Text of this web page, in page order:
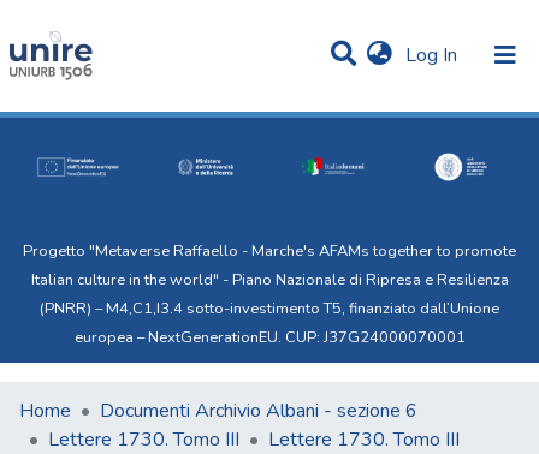
Log In (current)
Statistics
Progetto "Metaverse Raffaello - Marche's AFAMs together to promote
Italian culture in the world" - Piano Nazionale di Ripresa e Resilienza
(PNRR) – M4,C1,I3.4 sotto-investimento T5, finanziato dall’Unione
europea – NextGenerationEU. CUP: J37G24000070001
Home
Documenti Archivio Albani - sezione 6
Lettere 1730. Tomo III
Lettere 1730. Tomo III